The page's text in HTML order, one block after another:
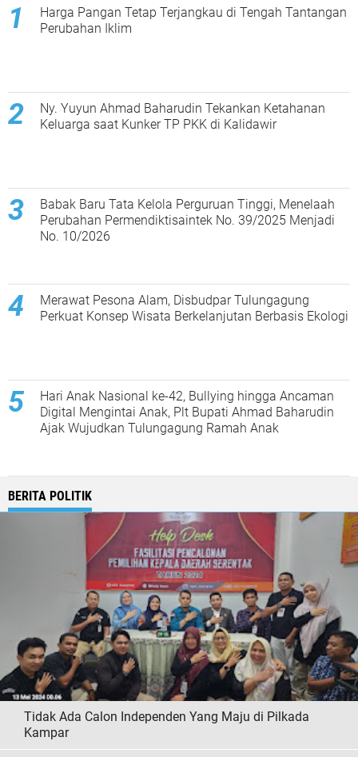
Harga Pangan Tetap Terjangkau di Tengah Tantangan
Perubahan Iklim
Ny. Yuyun Ahmad Baharudin Tekankan Ketahanan
Keluarga saat Kunker TP PKK di Kalidawir
Babak Baru Tata Kelola Perguruan Tinggi, Menelaah
Perubahan Permendiktisaintek No. 39/2025 Menjadi
No. 10/2026
Merawat Pesona Alam, Disbudpar Tulungagung
Perkuat Konsep Wisata Berkelanjutan Berbasis Ekologi
Hari Anak Nasional ke-42, Bullying hingga Ancaman
Digital Mengintai Anak, Plt Bupati Ahmad Baharudin
Ajak Wujudkan Tulungagung Ramah Anak
BERITA POLITIK
Tidak Ada Calon Independen Yang Maju di Pilkada
Kampar